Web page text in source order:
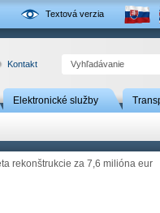
Textová verzia
Kontakt
Elektronické služby
rekonštrukcie za 7,6 milióna eur